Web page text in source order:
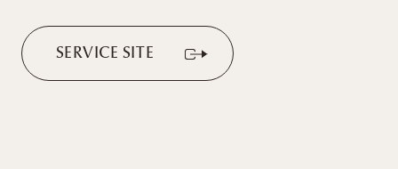
SERVICE SI T E
SERVICE SITE